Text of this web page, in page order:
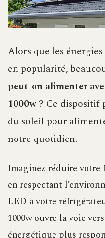
Alors que les
en popularité,
peut-on alimenter
1000w ? Ce dispositif
du soleil pour
notre quotidien.
Imaginez réduire votre
en respectant
LED à votre
1000w ouvre la voie
énergétique plus